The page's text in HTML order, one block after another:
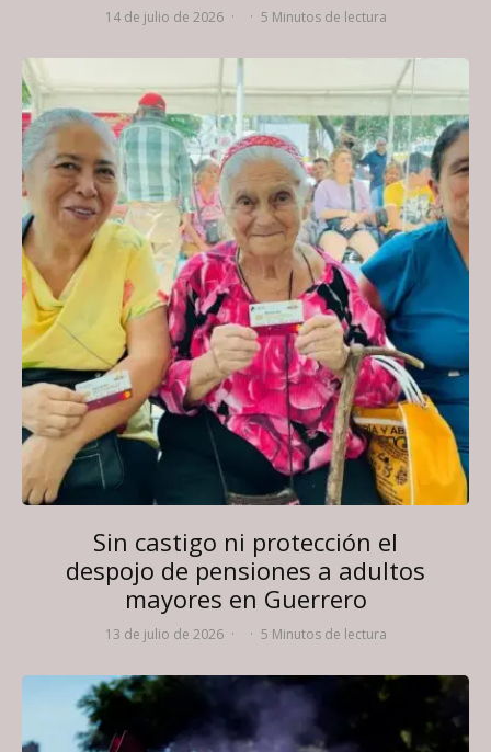
14 de julio de 2026 · · 5 Minutos de lectura
Sin castigo ni protección el
despojo de pensiones a adultos
mayores en Guerrero
13 de julio de 2026 · · 5 Minutos de lectura